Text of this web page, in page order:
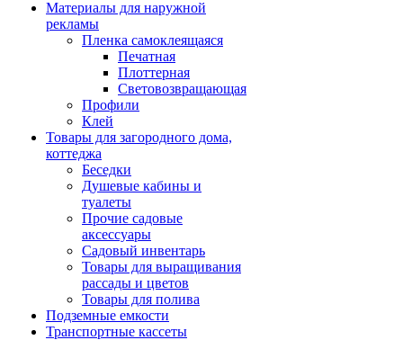
Материалы для наружной
рекламы
Пленка самоклеящаяся
Печатная
Плоттерная
Световозвращающая
Профили
Клей
Товары для загородного дома,
коттеджа
Беседки
Душевые кабины и
туалеты
Прочие садовые
аксессуары
Садовый инвентарь
Товары для выращивания
рассады и цветов
Товары для полива
Подземные емкости
Транспортные кассеты